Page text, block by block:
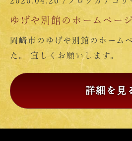
ゆげや別館のホームペー
岡崎市のゆげや別館のホーム
た。 宜しくお願いします。
詳細を見